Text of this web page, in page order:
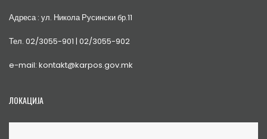
Адреса : ул. Никола Русински бр.11
Тел. 02/3055-901 | 02/3055-902
e-mail: kontakt@karpos.gov.mk
ЛОКАЦИЈА